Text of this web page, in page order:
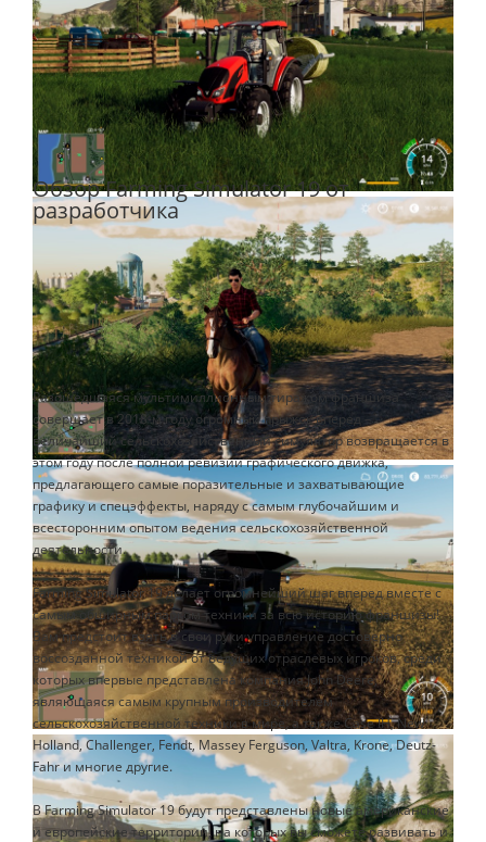
Обзор Farming Simulator 19 от
разработчика
Разошедшаяся мультимиллионным тиражом франшиза
совершает в 2018-м году огромный прыжок вперед –
величайший сельскохозяйственный симулятор возвращается в
этом году после полной ревизии графического движка,
предлагающего самые поразительные и захватывающие
графику и спецэффекты, наряду с самым глубочайшим и
всесторонним опытом ведения сельскохозяйственной
деятельности.
Farming Simulator 19 делает огромнейший шаг вперед вместе с
самым обширным парком техники за всю историю франшизы!
Вам предстоит взять в свои руки управление достоверно
воссозданной техникой от ведущих отраслевых игроков, среди
которых впервые представлена компания John Deere,
являющаяся самым крупным производителем
сельскохозяйственной техники в мире, а также Case IH, New
Holland, Challenger, Fendt, Massey Ferguson, Valtra, Krone, Deutz-
Fahr и многие другие.
В Farming Simulator 19 будут представлены новые американские
и европейские территории, на которых вы сможете развивать и